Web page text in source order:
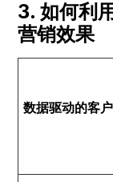
3. 如何利
营销效果
数据驱动的客